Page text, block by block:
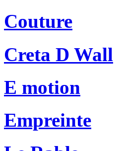
Couture
Creta D Wall
E motion
Empreinte